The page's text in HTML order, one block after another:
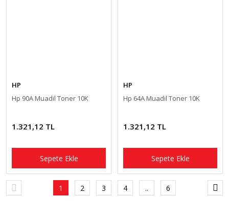
HP
Hp 90A Muadil Toner 10K
1.321,12 TL
Sepete Ekle
HP
Hp 64A Muadil Toner 10K
1.321,12 TL
Sepete Ekle
1 2 3 4 .. 6